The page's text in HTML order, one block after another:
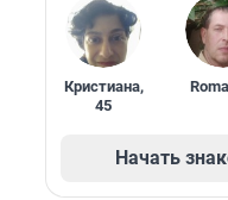
Кристиана,
45
Начать